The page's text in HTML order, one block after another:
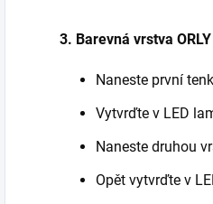
3. Barevná vrstva
Naneste první
Vytvrďte v LED
Naneste druhou
Opět vytvrďte v